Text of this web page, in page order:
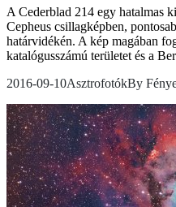
A Cederblad 214 egy hatalmas
Cepheus csillagképben,
határvidékén. A kép magában
katalógusszámú területet és a
2016-09-10AsztrofotókBy